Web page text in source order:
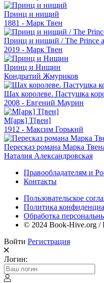
Принц и нищий
1881 - Марк Твен
Принц и нищий / The Prince
2019 - Марк Твен
Принц и Нищин
Кондратий Жмуриков
Шах королеве. Пастушка
2008 - Евгений Маурин
М[арк] Т[вен]
1912 - Максим Горький
Пересказ романа Марка
Наталия Александровская
Правообладателям и
Контакты
Пользовательское
Политика
Обработка
© 2024 Book-Hive.org /
Войти Регистрация
Логин: